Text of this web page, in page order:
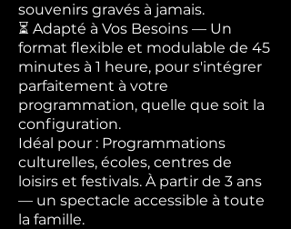
souvenirs gravés à jamais.
⏳ Adapté à Vos Besoins — Un
format flexible et modulable de 45
minutes à 1 heure, pour s'intégrer
parfaitement à votre
programmation, quelle que soit la
configuration.
Idéal pour : Programmations
culturelles, écoles, centres de
loisirs et festivals. À partir de 3 ans
— un spectacle accessible à toute
la famille.